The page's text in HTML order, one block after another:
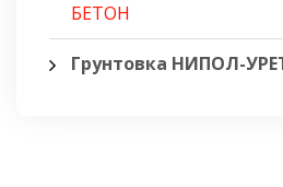
БЕТОН
Грунтовка НИПОЛ-